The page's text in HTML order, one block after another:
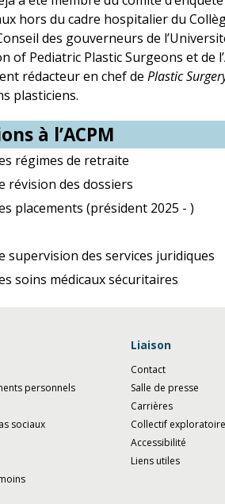
hors du cadre hospitalier du
des gouverneurs de
of Pediatric Plastic Surgeons et de
rédacteur en chef de Plastic
plasticiens.
à l’ACPM
régimes de retraite
révision des dossiers
placements (président 2025 - )
supervision des services juridiques
soins médicaux sécuritaires
personnels
sociaux
Liaison
Contact
Salle de presse
Carrières
Collectif
Accessibilité
Liens utiles